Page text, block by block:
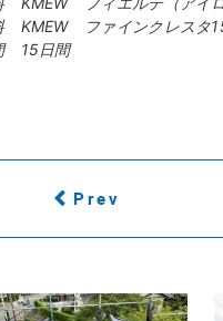
KMEW ファインクレスタ15
15日間
Prev